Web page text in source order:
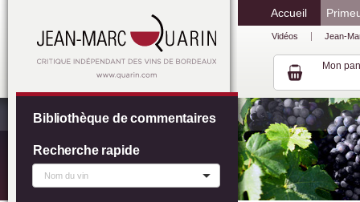
Accueil
Vidéos Jean-
Mon
Bibliothèque de commentaires
Recherche rapide